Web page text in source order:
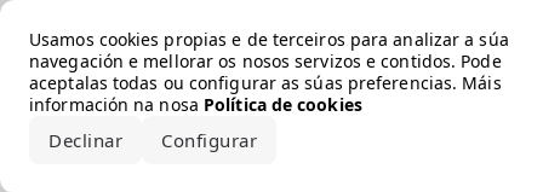
Usamos cookies propias e de terceiros para analizar a súa
navegación e mellorar os nosos servizos e contidos. Pode
aceptalas todas ou configurar as súas preferencias. Máis
información na nosa Política de cookies
Declinar Configurar
Error loading the brand